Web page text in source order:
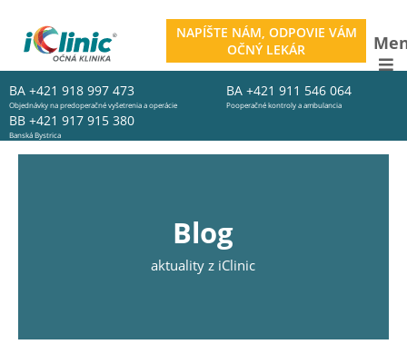
NAPÍŠTE NÁM, ODPOVIE VÁM
OČNÝ LEKÁR
BA +421 918 997 473
Objednávky na predoperačné vyšetrenia a operácie
BA +421 911 546 064
Pooperačné kontroly a ambulancia
BB +421 917 915 380
Banská Bystrica
Blog
aktuality z iClinic